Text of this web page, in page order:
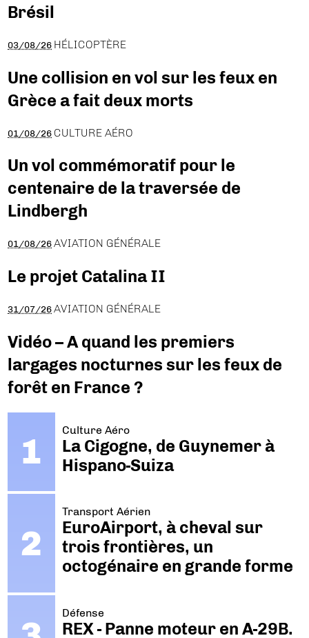
Brésil
03/08/26 HÉLICOPTÈRE
Une collision en vol sur les feux en
Grèce a fait deux morts
01/08/26 CULTURE AÉRO
Un vol commémoratif pour le
centenaire de la traversée de
Lindbergh
01/08/26 AVIATION GÉNÉRALE
Le projet Catalina II
31/07/26 AVIATION GÉNÉRALE
Vidéo – A quand les premiers
largages nocturnes sur les feux de
forêt en France ?
Culture Aéro
La Cigogne, de Guynemer à
Hispano-Suiza
Transport Aérien
EuroAirport, à cheval sur
trois frontières, un
octogénaire en grande forme
Défense
REX - Panne moteur en A-29B.